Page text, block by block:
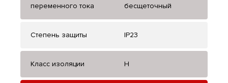
переменного тока
бесщеточный
Степень защиты IP23
Класс изоляции H